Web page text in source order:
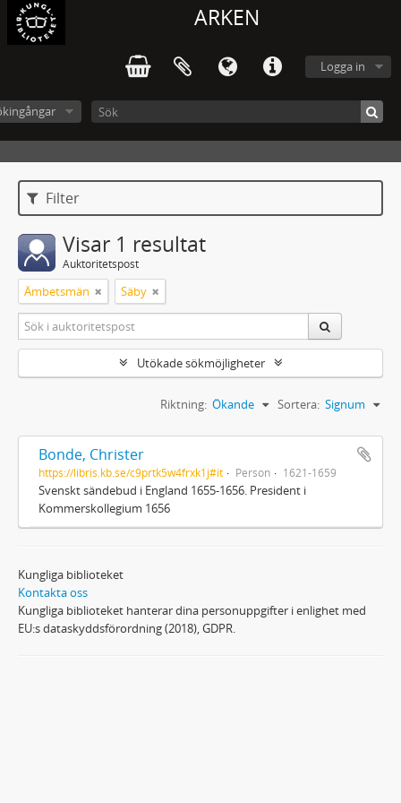
ARKEN
Logga in
Filter
Visar 1 resultat
Auktoritetspost
Ämbetsmän Säby
Utökade sökmöjligheter
Sortera: Signum
Riktning: Ökande
Bonde, Christer
https://libris.kb.se/c9prtk5w4frxk1j#it Person 1621-1659
Svenskt sändebud i England 1655-1656. President i
Kommerskollegium 1656
Kungliga biblioteket
Kontakta oss
Kungliga biblioteket hanterar dina personuppgifter i enlighet med
EU:s dataskyddsförordning (2018), GDPR.